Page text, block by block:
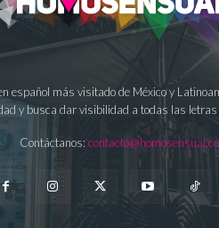
español más visitado de México y
y busca dar visibilidad a todas las letras
Contáctanos: